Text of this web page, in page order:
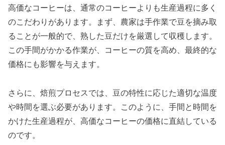
高価なコーヒーは、通常のコーヒーよりも生産過程に多く
のこだわりがあります。まず、農家は手作業で豆を摘み取
ることが一般的で、熟した豆だけを厳選して収穫します。
この手間がかかる作業が、コーヒーの質を高め、最終的な
価格にも影響を与えます。
さらに、焙煎プロセスでは、豆の特性に応じた適切な温度
や時間を選ぶ必要があります。このように、手間と時間を
かけた生産過程が、高価なコーヒーの価格に直結している
のです。